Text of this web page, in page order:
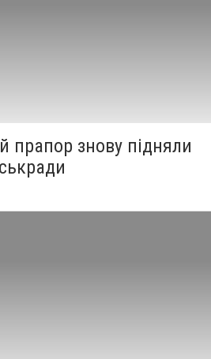
прапор знову підняли